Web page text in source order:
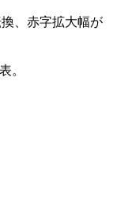
、赤字拡大幅が
。